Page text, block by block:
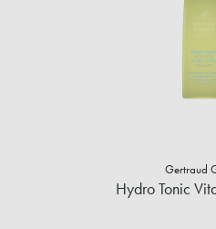
Gertraud
Hydro Tonic